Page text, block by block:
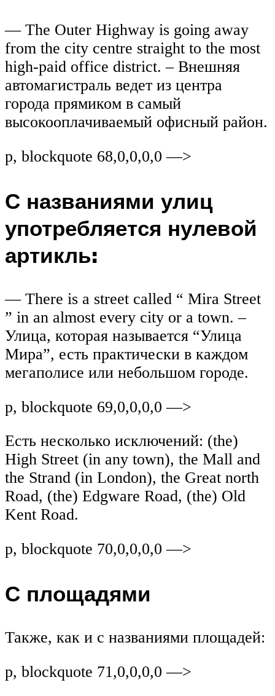
— The Outer Highway is going away
from the city centre straight to the most
high-paid office district. – Внешняя
автомагистраль ведет из центра
города прямиком в самый
высокооплачиваемый офисный район.
p, blockquote 68,0,0,0,0 —>
С названиями улиц
употребляется нулевой
артикль:
— There is a street called “ Mira Street
” in an almost every city or a town. –
Улица, которая называется “Улица
Мира”, есть практически в каждом
мегаполисе или небольшом городе.
p, blockquote 69,0,0,0,0 —>
Есть несколько исключений: (the)
High Street (in any town), the Mall and
the Strand (in London), the Great north
Road, (the) Edgware Road, (the) Old
Kent Road.
p, blockquote 70,0,0,0,0 —>
С площадями
Также, как и с названиями площадей:
p, blockquote 71,0,0,0,0 —>